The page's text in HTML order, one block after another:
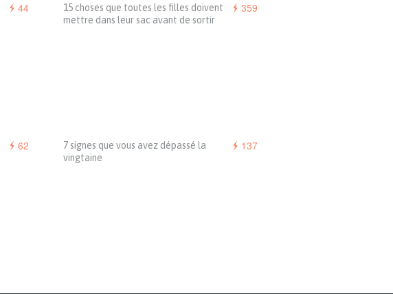
44 359
15 choses que toutes les filles doivent
mettre dans leur sac avant de sortir
62 137
7 signes que vous avez dépassé la
vingtaine